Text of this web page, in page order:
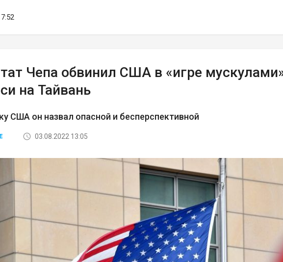
Чепа обвинил США в «игре
на Тайвань
США он назвал опасной и бесперспективной
03.08.2022 13:05